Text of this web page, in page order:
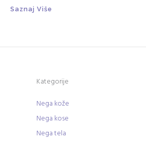
Saznaj Više
Kategorije
Nega kože
Nega kose
Nega tela